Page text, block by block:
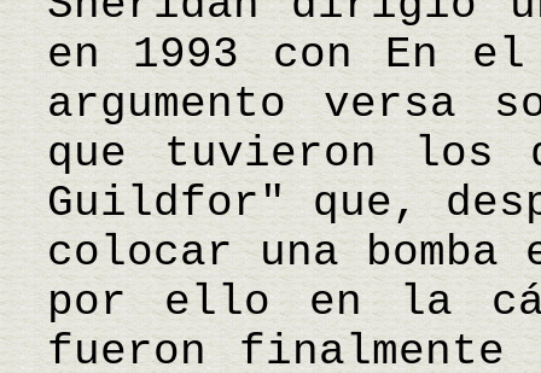
en 1993 con En el
argumento
que tuvieron los
Guildfor" que,
colocar una bomba
por ello en la
fueron finalmente